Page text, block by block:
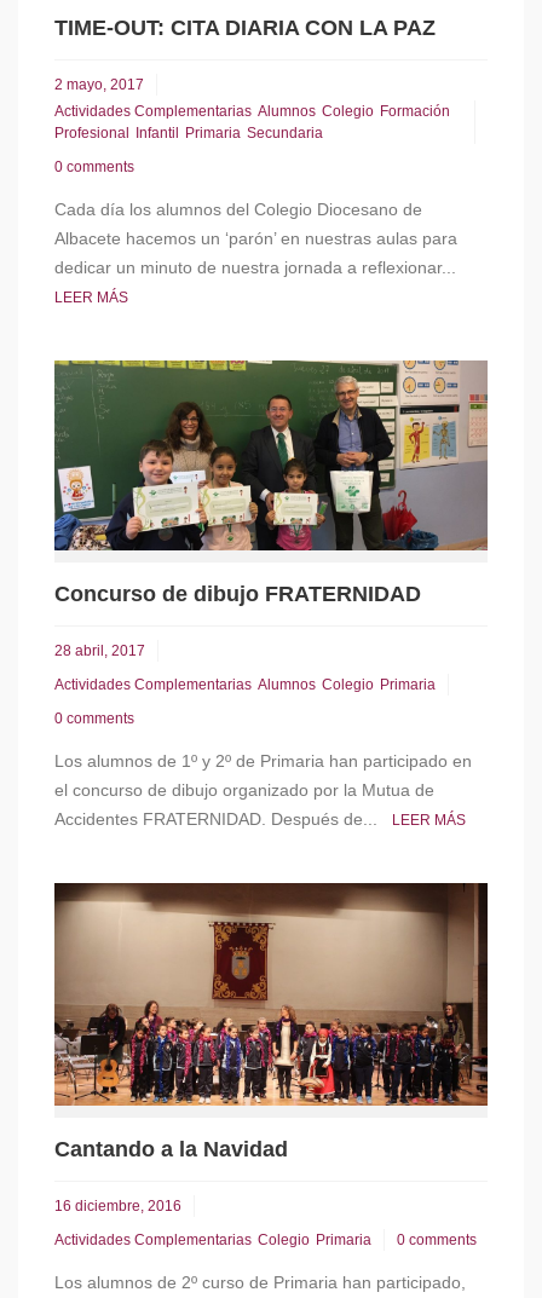
TIME-OUT: CITA DIARIA CON LA PAZ
2 mayo, 2017
Actividades Complementarias Alumnos Colegio Formación
Profesional Infantil Primaria Secundaria
0 comments
Cada día los alumnos del Colegio Diocesano de
Albacete hacemos un ‘parón’ en nuestras aulas para
dedicar un minuto de nuestra jornada a reflexionar...
LEER MÁS
Concurso de dibujo FRATERNIDAD
28 abril, 2017
Actividades Complementarias Alumnos Colegio Primaria
0 comments
Los alumnos de 1º y 2º de Primaria han participado en
el concurso de dibujo organizado por la Mutua de
Accidentes FRATERNIDAD. Después de...
LEER MÁS
Cantando a la Navidad
16 diciembre, 2016
Actividades Complementarias Colegio Primaria 0 comments
Los alumnos de 2º curso de Primaria han participado,